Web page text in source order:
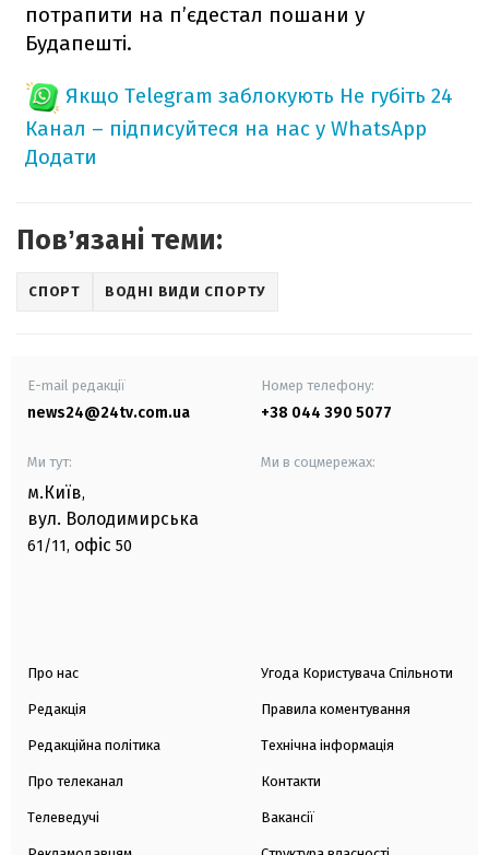
потрапити на п’єдестал пошани у
Будапешті.
Якщо Telegram заблокують Не губіть 24
Канал – підписуйтеся на нас у WhatsApp
Додати
Повʼязані теми:
СПОРТ ВОДНІ ВИДИ СПОРТУ
E-mail редакції
news24@24tv.com.ua
Номер телефону:
+38 044 390 5077
Ми тут:
м.Київ,
вул. Володимирська
61/11, офіс 50
Ми в соцмережах:
Про нас
Редакція
Редакційна політика
Про телеканал
Телеведучі
Угода Користувача Спільноти
Правила коментування
Технічна інформація
Контакти
Вакансії